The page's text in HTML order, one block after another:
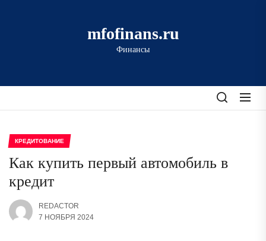
mfofinans.ru
Финансы
КРЕДИТОВАНИЕ
Как купить первый автомобиль в
кредит
REDACTOR
7 НОЯБРЯ 2024